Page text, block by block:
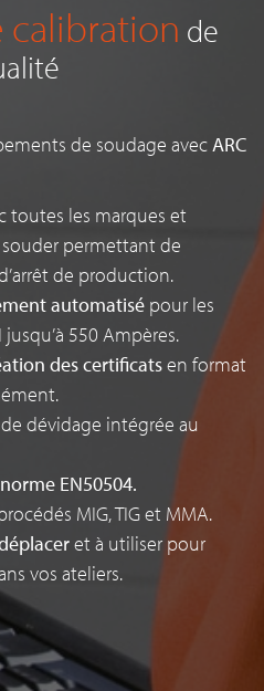
calibration de
de soudage avecARC
toutes les marques et
permettant de
de production.
automatisé pour les
550 Ampères.
des certificatsen format
dévidage intégrée au
norme EN50504.
MIG, TIG et MMA.
et à utiliser pour
vos ateliers.